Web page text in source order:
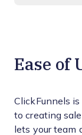
Ease of
ClickFunnels
to creating
lets your team